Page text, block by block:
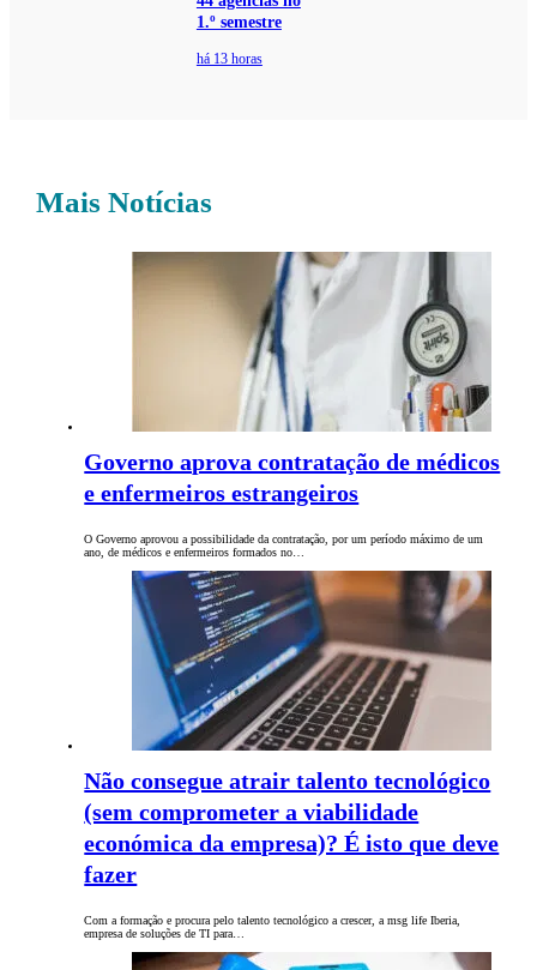
1.º semestre
há 13 horas
Mais Notícias
Governo aprova contratação de médicos
e enfermeiros estrangeiros
O Governo aprovou a possibilidade da contratação, por um período máximo de um
ano, de médicos e enfermeiros formados no…
Não consegue atrair talento tecnológico
(sem comprometer a viabilidade
económica da empresa)? É isto que deve
fazer
Com a formação e procura pelo talento tecnológico a crescer, a msg life Iberia,
empresa de soluções de TI para…